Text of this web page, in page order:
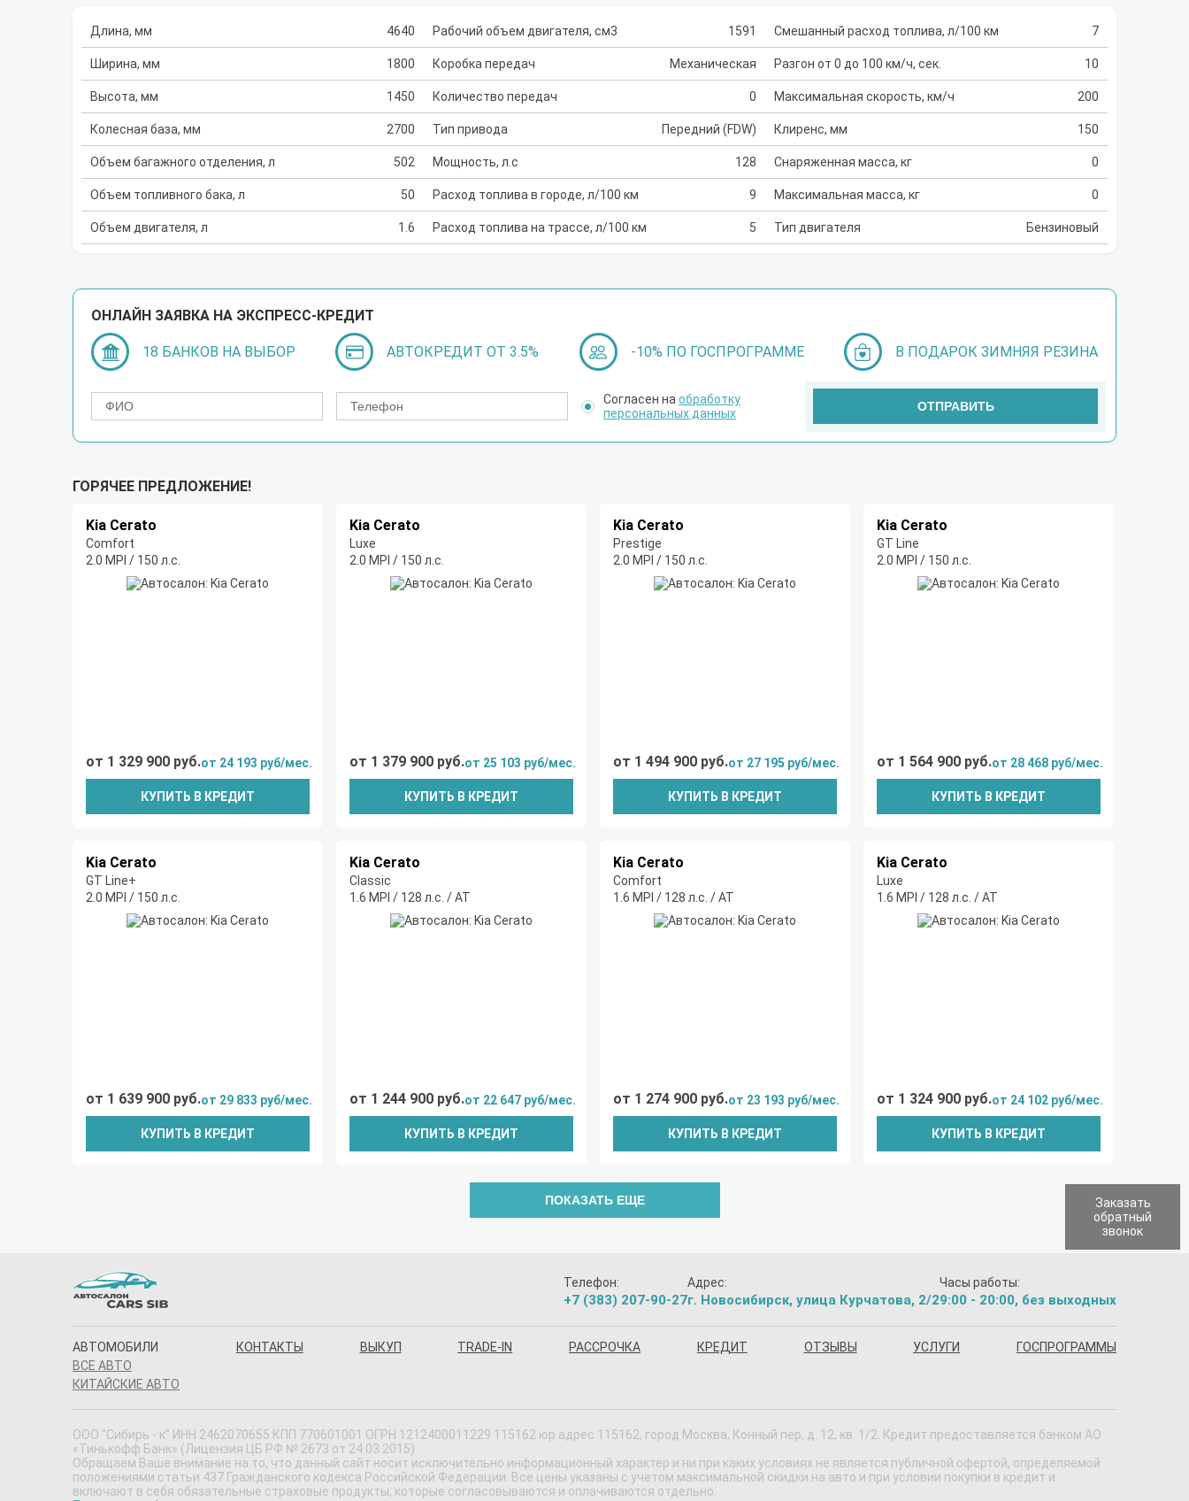
Длина, мм 4640
Ширина, мм 1800
Высота, мм 1450
Колесная база, мм 2700
Объем багажного отделения, л 502
Объем топливного бака, л 50
Объем двигателя, л 1.6
Рабочий объем двигателя, см3 1591
Коробка передач Механическая
Количество передач 0
Тип привода Передний (FDW)
Мощность, л.с 128
Расход топлива в городе, л/100 км 9
Расход топлива на трассе, л/100 км 5
Смешанный расход топлива, л/100 км 7
Разгон от 0 до 100 км/ч, сек. 10
Максимальная скорость, км/ч 200
Клиренс, мм 150
Снаряженная масса, кг 0
Максимальная масса, кг 0
Тип двигателя Бензиновый
ОНЛАЙН ЗАЯВКА НА ЭКСПРЕСС-КРЕДИТ
18 БАНКОВ НА ВЫБОР АВТОКРЕДИТ ОТ 3.5% -10% ПО ГОСПРОГРАММЕ В ПОДАРОК ЗИМНЯЯ РЕЗИНА
Согласен на обработку
персональных данных
ОТПРАВИТЬ
ГОРЯЧЕЕ ПРЕДЛОЖЕНИЕ!
Kia Cerato
Comfort
2.0 MPI / 150 л.с.
от 1 329 900 руб.от 24 193 руб/мес.
КУПИТЬ В КРЕДИТ
Kia Cerato
Luxe
2.0 MPI / 150 л.с.
от 1 379 900 руб.от 25 103 руб/мес.
КУПИТЬ В КРЕДИТ
Kia Cerato
Prestige
2.0 MPI / 150 л.с.
от 1 494 900 руб.от 27 195 руб/мес.
КУПИТЬ В КРЕДИТ
Kia Cerato
GT Line
2.0 MPI / 150 л.с.
от 1 564 900 руб.от 28 468 руб/мес.
КУПИТЬ В КРЕДИТ
Kia Cerato
GT Line+
2.0 MPI / 150 л.с.
от 1 639 900 руб.от 29 833 руб/мес.
КУПИТЬ В КРЕДИТ
Kia Cerato
Classic
1.6 MPI / 128 л.с. / AT
от 1 244 900 руб.от 22 647 руб/мес.
КУПИТЬ В КРЕДИТ
Kia Cerato
Comfort
1.6 MPI / 128 л.с. / AT
от 1 274 900 руб.от 23 193 руб/мес.
КУПИТЬ В КРЕДИТ
Kia Cerato
Luxe
1.6 MPI / 128 л.с. / AT
от 1 324 900 руб.от 24 102 руб/мес.
КУПИТЬ В КРЕДИТ
ПОКАЗАТЬ ЕЩЕ
Телефон:
+7 (383) 207-90-27
Адрес:
г. Новосибирск, улица Курчатова, 2/2
Часы работы:
9:00 - 20:00, без выходных
АВТОМОБИЛИ
ВСЕ АВТО
КИТАЙСКИЕ АВТО
КОНТАКТЫ ВЫКУП TRADE-IN РАССРОЧКА КРЕДИТ ОТЗЫВЫ УСЛУГИ ГОСПРОГРАММЫ
ООО "Сибирь - к" ИНН 2462070655 КПП 770601001 ОГРН 1212400011229 115162 юр.адрес 115162, город Москва, Конный пер, д. 12, кв. 1/2. Кредит предоставляется банком АО
«Тинькофф Банк» (Лицензия ЦБ РФ № 2673 от 24.03.2015).
Обращаем Ваше внимание на то, что данный сайт носит исключительно информационный характер и ни при каких условиях не является публичной офертой, определяемой
положениями статьи 437 Гражданского кодекса Российской Федерации. Все цены указаны с учетом максимальной скидки на авто и при условии покупки в кредит и
включают в себя обязательные страховые продукты, которые согласовываются и оплачиваются отдельно.
Заказать
обратный
звонок